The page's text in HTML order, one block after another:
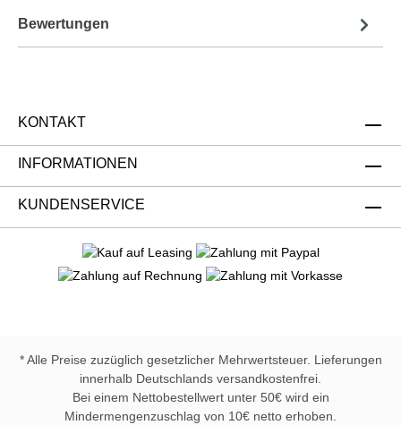
Bewertungen
KONTAKT
INFORMATIONEN
KUNDENSERVICE
* Alle Preise zuzüglich gesetzlicher Mehrwertsteuer. Lieferungen
innerhalb Deutschlands versandkostenfrei.
Bei einem Nettobestellwert unter 50€ wird ein
Mindermengenzuschlag von 10€ netto erhoben.